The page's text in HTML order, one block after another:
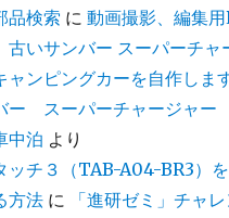
品検索 に動画撮影、編集
いサンバー スーパーチャ
ャンピングカーを自作しま
ー スーパーチャージャ
中泊 より
ッチ３（TAB-A04-BR3）
方法 に
「進研ゼミ」チャ